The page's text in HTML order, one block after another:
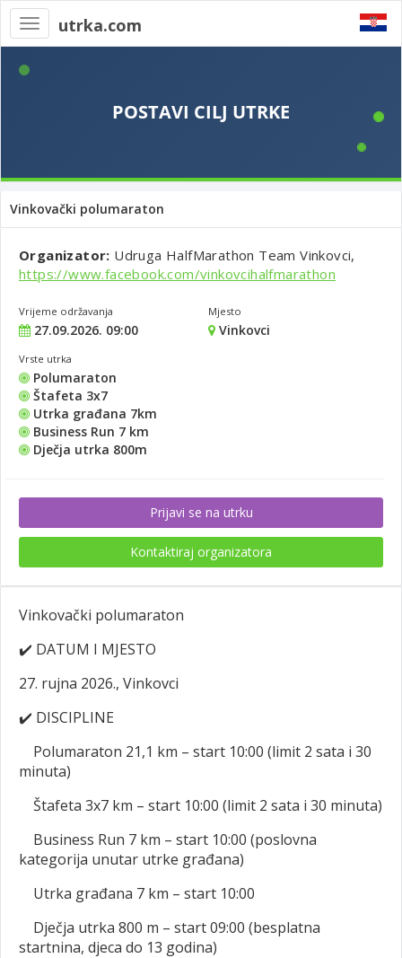
Toggle
navigation
utrka.com
Vinkovački polumaraton
Organizator: Udruga HalfMarathon Team Vinkovci,
https://www.facebook.com/vinkovcihalfmarathon
Vrijeme održavanja
27.09.2026. 09:00
Mjesto
Vinkovci
Vrste utrka
Polumaraton
Štafeta 3x7
Utrka građana 7km
Business Run 7 km
Dječja utrka 800m
Prijavi se na utrku
Kontaktiraj organizatora
Vinkovački polumaraton
✔️ DATUM I MJESTO
27. rujna 2026., Vinkovci
✔️ DISCIPLINE
Polumaraton 21,1 km – start 10:00 (limit 2 sata i 30
minuta)
Štafeta 3x7 km – start 10:00 (limit 2 sata i 30 minuta)
Business Run 7 km – start 10:00 (poslovna
kategorija unutar utrke građana)
Utrka građana 7 km – start 10:00
Dječja utrka 800 m – start 09:00 (besplatna
startnina, djeca do 13 godina)